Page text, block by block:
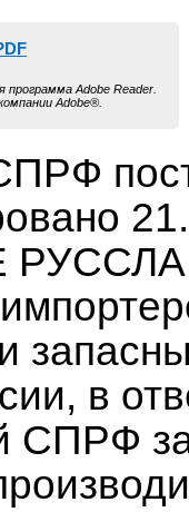
Adobe Reader.
Adobe®.
в
СПРФ